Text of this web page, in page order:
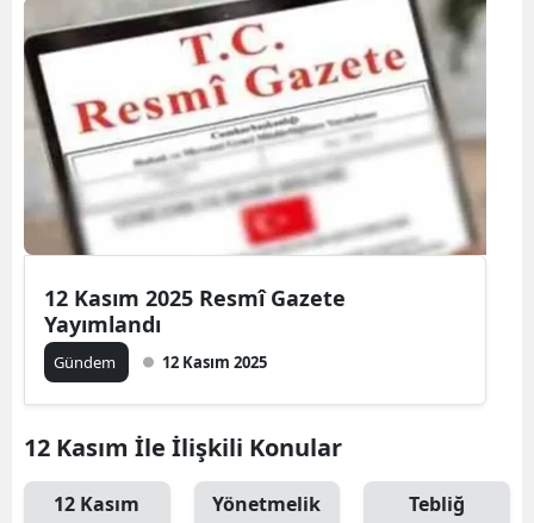
12 Kasım 2025 Resmî Gazete
Yayımlandı
Gündem 12 Kasım 2025
12 Kasım İle İlişkili Konular
12 Kasım
Yönetmelik
Tebliğ